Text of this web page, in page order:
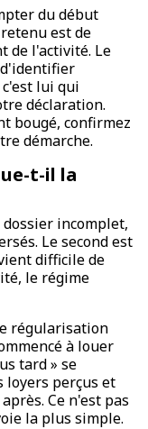
du début
est de
de l'activité. Le
lui qui
déclaration.
bougé, confirmez
démarche.
t-il la
incomplet,
Le second est
difficile de
le régime
régularisation
à louer
tard » se
loyers perçus et
Ce n'est pas
la plus simple.